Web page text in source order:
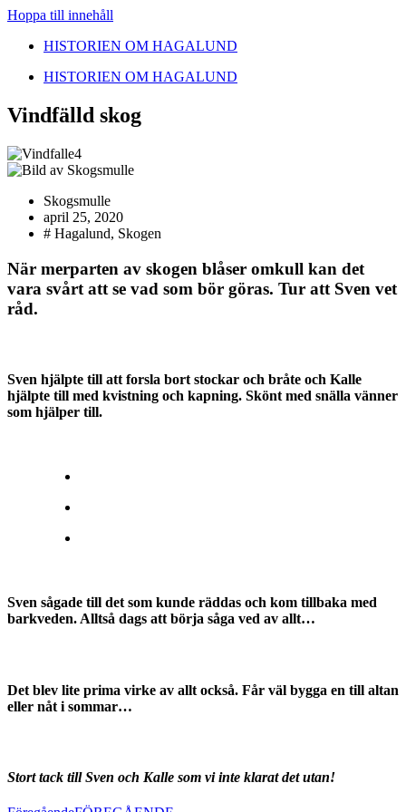
Hoppa till innehåll
HISTORIEN OM HAGALUND
HISTORIEN OM HAGALUND
Vindfälld skog
Skogsmulle
april 25, 2020
# Hagalund, Skogen
När merparten av skogen blåser omkull kan det
vara svårt att se vad som bör göras. Tur att Sven vet
råd.
Sven hjälpte till att forsla bort stockar och bråte och Kalle
hjälpte till med kvistning och kapning. Skönt med snälla vänner
som hjälper till.
Sven sågade till det som kunde räddas och kom tillbaka med
barkveden. Alltså dags att börja såga ved av allt…
Det blev lite prima virke av allt också. Får väl bygga en till altan
eller nåt i sommar…
Stort tack till Sven och Kalle som vi inte klarat det utan!